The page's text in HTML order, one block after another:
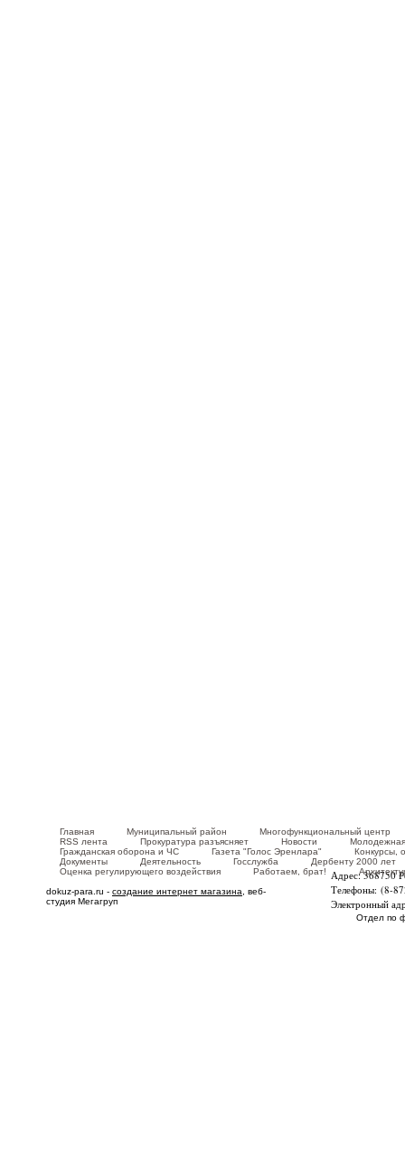
Главная Муниципальный район
Многофункциональный центр
RSS лента
Прокуратура разъясняет Новости
Гражданская оборона и ЧС
Газета "Голос Эренлара"
Конкурсы,
Документы
Деятельность Госслужба
Дербенту 2000 лет
Оценка регулирующего воздействия
Работаем, брат!
dokuz-para.ru - создание интернет магазина , веб-
студия Мегагруп
Отдел по
Адрес: 368750
Телефоны: (8-
Электронный